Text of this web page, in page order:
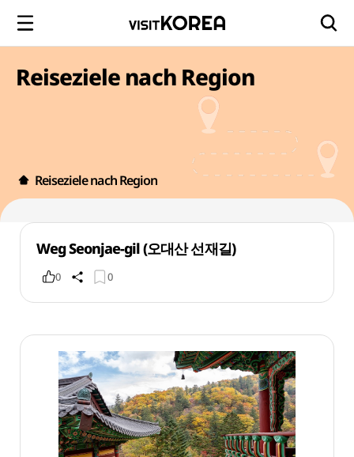
Reiseziele nach Region
Reiseziele nach Region
Weg Seonjae-gil (오대산 선재길)
0 0